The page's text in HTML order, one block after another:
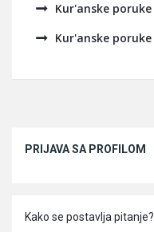
Kur'anske poruke
Kur'anske poruke
PRIJAVA SA PROFILOM
Kako se postavlja pitanje?